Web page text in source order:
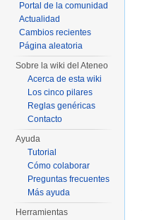
Portal de la comunidad
Actualidad
Cambios recientes
Página aleatoria
Sobre la wiki del Ateneo
Acerca de esta wiki
Los cinco pilares
Reglas genéricas
Contacto
Ayuda
Tutorial
Cómo colaborar
Preguntas frecuentes
Más ayuda
Herramientas